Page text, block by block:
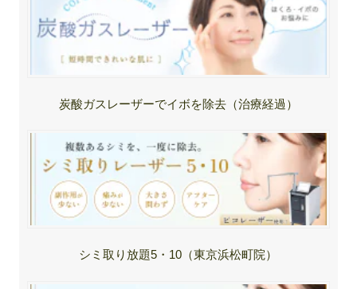
炭酸ガスレーザーでイボを除去（治療経過）
シミ取り放題5・10（東京浜松町院）